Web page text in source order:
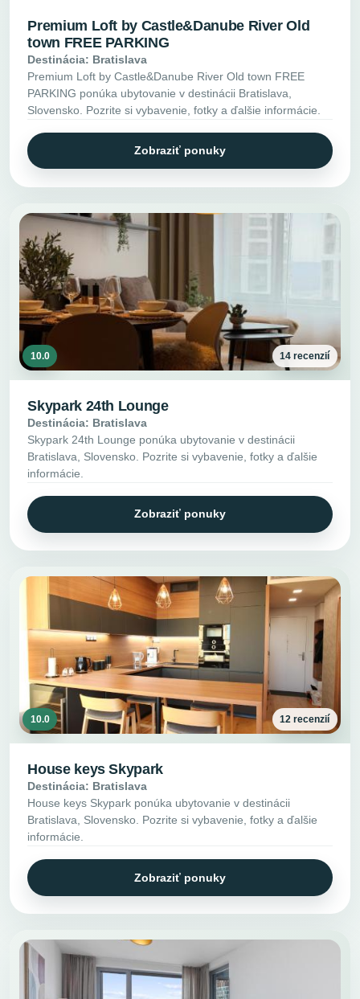
Premium Loft by Castle&Danube River Old
town FREE PARKING
Destinácia: Bratislava
Premium Loft by Castle&Danube River Old town FREE
PARKING ponúka ubytovanie v destinácii Bratislava,
Slovensko. Pozrite si vybavenie, fotky a ďalšie informácie.
Zobraziť ponuky
10.0 14 recenzií
Skypark 24th Lounge
Destinácia: Bratislava
Skypark 24th Lounge ponúka ubytovanie v destinácii
Bratislava, Slovensko. Pozrite si vybavenie, fotky a ďalšie
informácie.
Zobraziť ponuky
10.0 12 recenzií
House keys Skypark
Destinácia: Bratislava
House keys Skypark ponúka ubytovanie v destinácii
Bratislava, Slovensko. Pozrite si vybavenie, fotky a ďalšie
informácie.
Zobraziť ponuky